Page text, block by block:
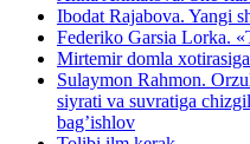
Ibodat Rajabova. Yangi
Federiko Garsia Lorka.
Mirtemir domla
Sulaymon Rahmon.
siyrati va suvratiga
bag’ishlov